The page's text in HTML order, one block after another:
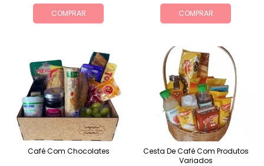
COMPRAR COMPRAR
Café Com Chocolates
Cesta De Café Com Produtos
Variados